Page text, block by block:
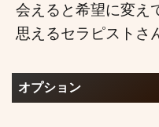
会えると希望に変え
思えるセラピストさ
オプション